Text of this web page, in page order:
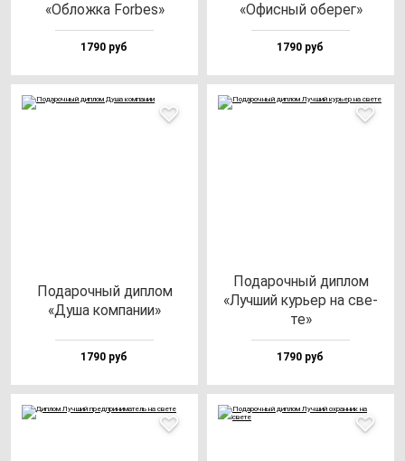
«Облож­ка For­bes»
1790 руб
«Офис­ный обе­рег»
1790 руб
Пода­роч­ный дип­лом
«Душа ком­па­нии»
1790 руб
Пода­роч­ный дип­лом
«Луч­ший курь­ер на све­
те»
1790 руб